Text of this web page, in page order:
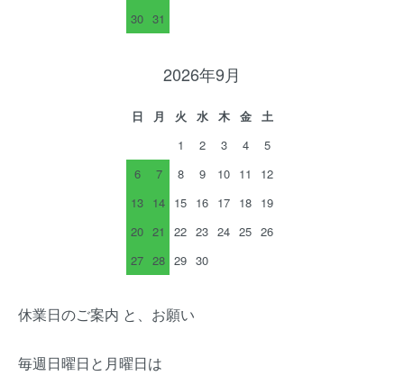
30 31
2026年9月
日 月 火 水 木 金
土
1
2 3 4
5
6
7 8 9 10 11
12
13 14 15 16 17 18 19
20 21 22 23 24 25 26
27 28 29 30
休業日のご案内 と、お願い
毎週日曜日と月曜日は